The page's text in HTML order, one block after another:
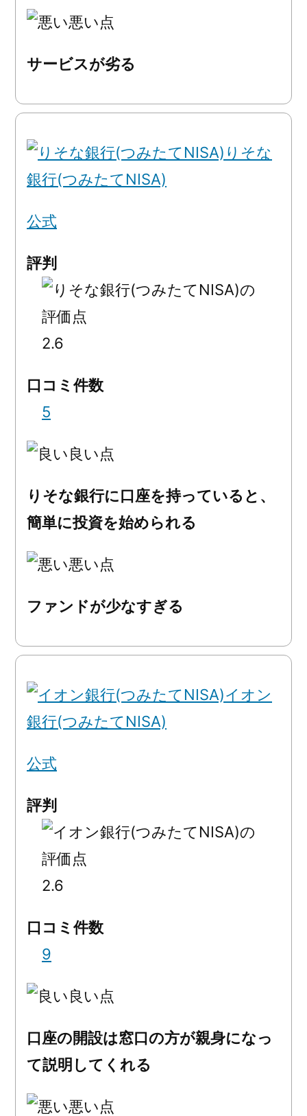
悪い点
サービスが劣る
りそな
銀行(つみたてNISA)
公式
評判
2.6
口コミ件数
5
良い点
りそな銀行に口座を持っていると、
簡単に投資を始められる
悪い点
ファンドが少なすぎる
イオン
銀行(つみたてNISA)
公式
評判
2.6
口コミ件数
9
良い点
口座の開設は窓口の方が親身になっ
て説明してくれる
悪い点